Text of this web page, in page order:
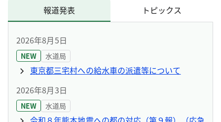
報道発表 トピックス
2026年8月5日
NEW 水道局
東京都三宅村への給水車の派遣等について
2026年8月3日
NEW 水道局